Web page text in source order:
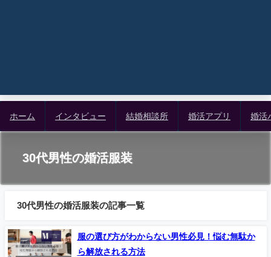
ホーム インタビュー 結婚相談所 婚活アプリ 婚活
30代男性の婚活服装
30代男性の婚活服装の記事一覧
服の選び方がわからない男性必見！悩む無駄か
ら解放される方法